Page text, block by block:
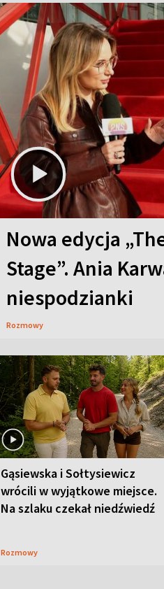
Nowa edycja
Stage”. Ania
niespodzianki
Rozmowy
Gąsiewska i Sołtysiewicz
wrócili w wyjątkowe miejsce.
Na szlaku czekał niedźwiedź
Rozmowy